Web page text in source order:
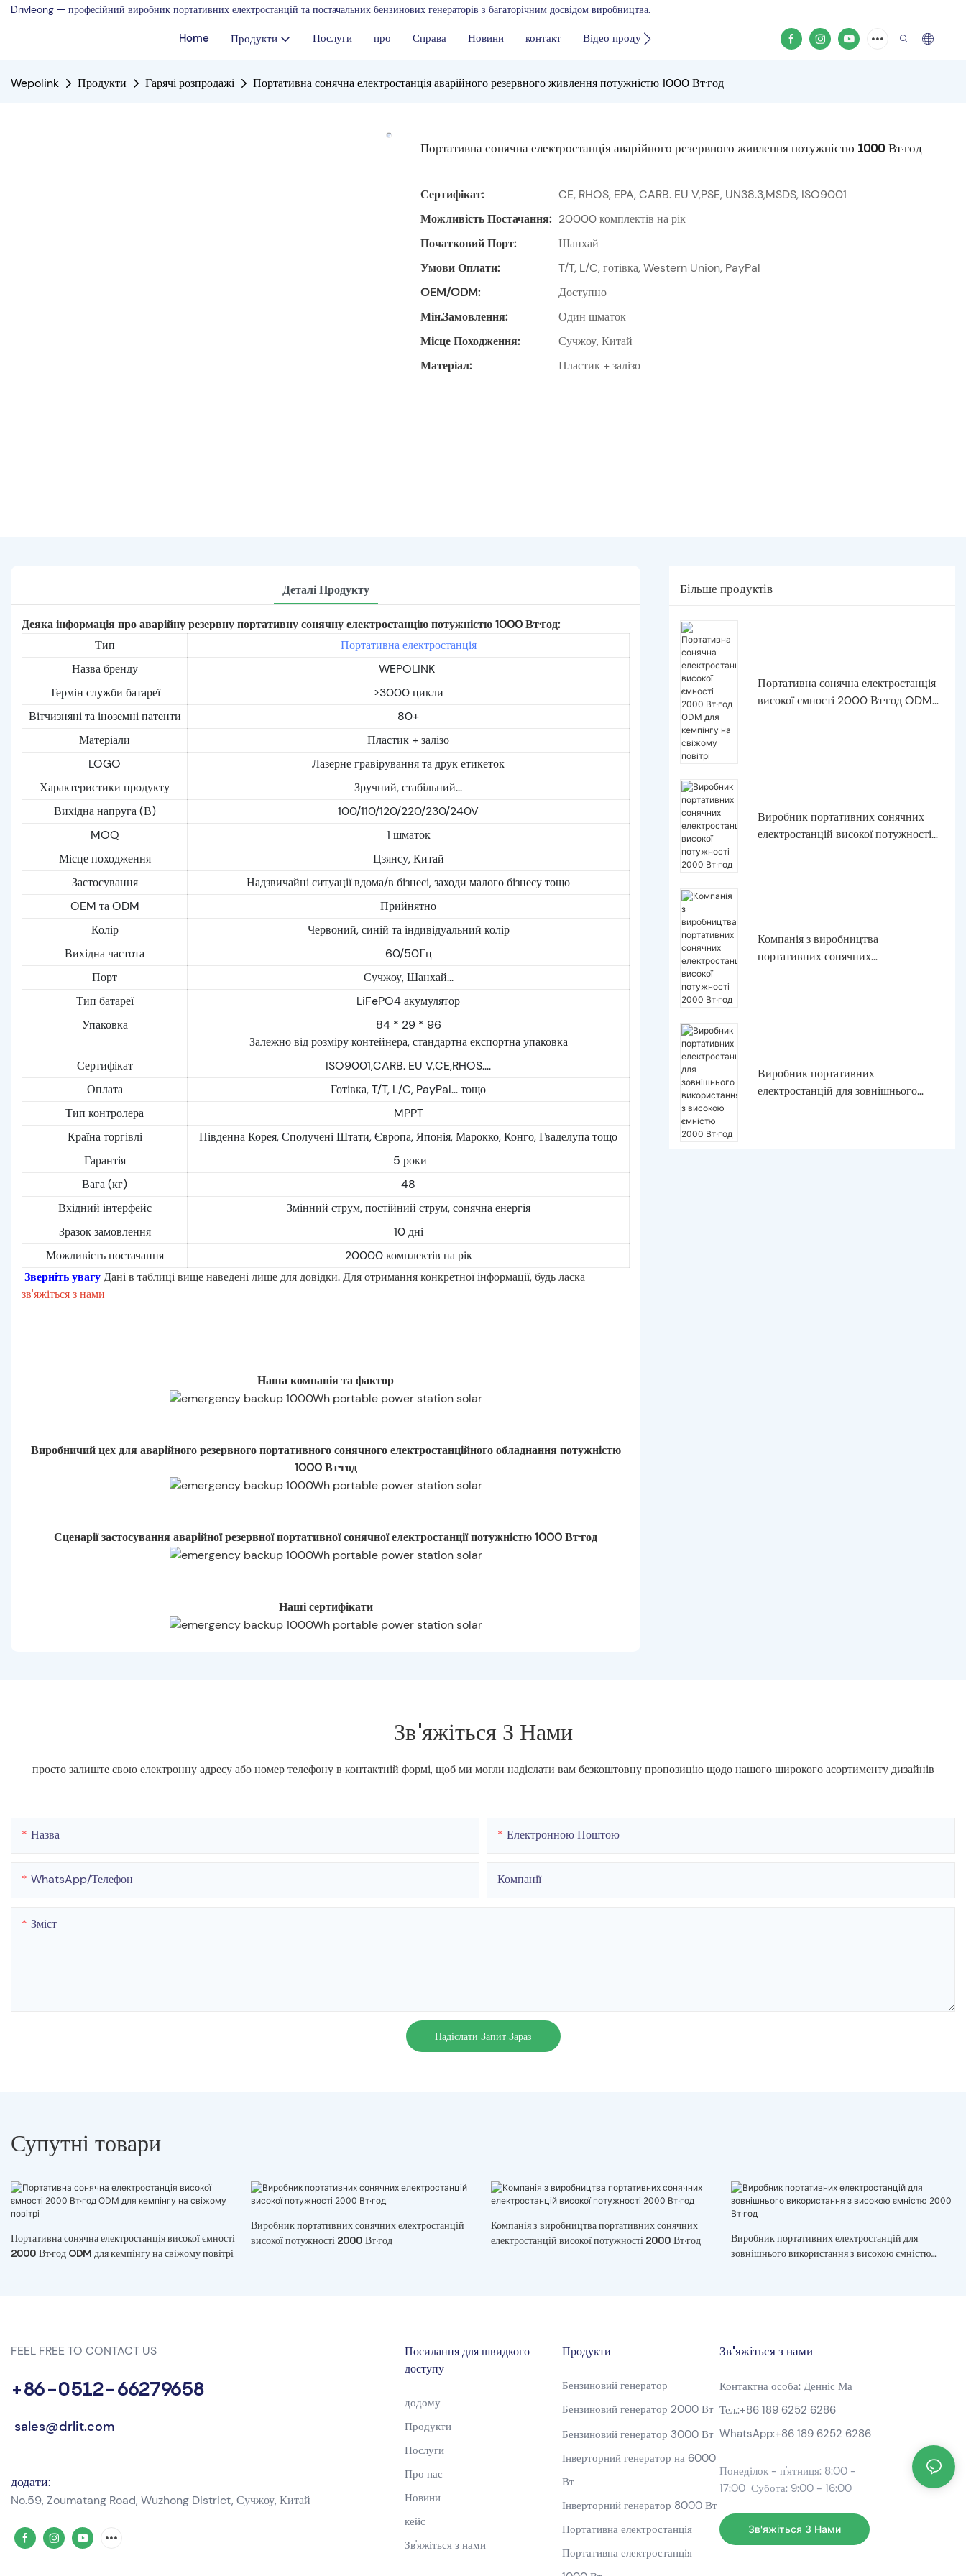
Drivleong — професійний виробник портативних електростанцій та постачальник бензинових генераторів з багаторічним досвідом виробництва.
Home Продукти Послуги про Справа Новини контакт Відео продукту
Wepolink Продукти Гарячі розпродажі Портативна сонячна електростанція аварійного резервного живлення потужністю 1000 Вт·год
Портативна сонячна електростанція аварійного резервного живлення потужністю 1000 Вт·год
Сертифікат:
CE, RHOS, EPA, CARB. EU V,PSE, UN38.3,MSDS, ISO9001
Можливість Постачання: 20000 комплектів на рік
Початковий Порт:
Шанхай
Умови Оплати:
T/T, L/C, готівка, Western Union, PayPal
OEM/ODM:
Доступно
Мін.замовлення:
Один шматок
Місце Походження:
Сучжоу, Китай
Матеріал:
Пластик + залізо
Деталі Продукту
Деяка інформація про аварійну резервну портативну сонячну електростанцію потужністю 1000 Вт·год:
Тип
Портативна електростанція
Назва бренду
WEPOLINK
Термін служби батареї
>3000 цикли
Вітчизняні та іноземні патенти
80+
Матеріали
Пластик + залізо
LOGO
Лазерне гравірування та друк етикеток
Характеристики продукту
Зручний, стабільний...
Вихідна напруга (В)
100/110/120/220/230/240V
MOQ
1 шматок
Місце походження
Цзянсу, Китай
Застосування
Надзвичайні ситуації вдома/в бізнесі, заходи малого бізнесу тощо
OEM та ODM
Прийнятно
Колір
Червоний, синій та індивідуальний колір
Вихідна частота
60/50Гц
Порт
Сучжоу, Шанхай...
Тип батареї
LiFePO4 акумулятор
Упаковка
84 * 29 * 96
Залежно від розміру контейнера, стандартна експортна упаковка
Сертифікат
ISO9001,CARB. EU V,CE,RHOS....
Оплата
Готівка, T/T, L/C, PayPal... тощо
Тип контролера
MPPT
Країна торгівлі
Південна Корея, Сполучені Штати, Європа, Японія, Марокко, Конго, Гваделупа тощо
Гарантія
5 роки
Вага (кг)
48
Вхідний інтерфейс
Змінний струм, постійний струм, сонячна енергія
Зразок замовлення
10 дні
Можливість постачання
20000 комплектів на рік
Зверніть увагуДані в таблиці вище наведені лише для довідки. Для отримання конкретної інформації, будь ласка
зв'яжіться з нами
Наша компанія та фактор
Виробничий цех для аварійного резервного портативного сонячного електростанційного обладнання потужністю
1000 Вт·год
Сценарії застосування аварійної резервної портативної сонячної електростанції потужністю 1000 Вт·год
Наші сертифікати
Більше продуктів
Портативна сонячна електростанція
високої ємності 2000 Вт·год ODM
Виробник портативних сонячних
електростанцій високої потужності
Компанія з виробництва
портативних сонячних
Виробник портативних
електростанцій для зовнішнього
Зв'яжіться З Нами
просто залиште свою електронну адресу або номер телефону в контактній формі, щоб ми могли надіслати вам безкоштовну пропозицію щодо нашого широкого асортименту дизайнів
Назва Електронною Поштою
WhatsApp/телефон Компанії
Зміст
Надіслати Запит Зараз
Супутні товари
Портативна сонячна електростанція високої ємності
2000 Вт·год ODM для кемпінгу на свіжому повітрі
Виробник портативних сонячних електростанцій
високої потужності 2000 Вт·год
Компанія з виробництва портативних сонячних
електростанцій високої потужності 2000 Вт·год
Виробник портативних електростанцій для
зовнішнього використання з високою ємністю
FEEL FREE TO CONTACT US
+86-0512-66279658
sales@drlit.com
додати:
No.59, Zoumatang Road, Wuzhong District, Сучжоу, Китай
Посилання для швидкого
доступу
додому
Продукти
Послуги
Про нас
Новини
кейс
Зв'яжіться з нами
Продукти
Бензиновий генератор
Бензиновий генератор 2000 Вт
Бензиновий генератор 3000 Вт
Інверторний генератор на 6000
Вт
Інверторний генератор 8000 Вт
Портативна електростанція
Портативна електростанція
Зв'яжіться з нами
Контактна особа: Денніс Ма
Тел.:+86 189 6252 6286
WhatsApp:+86 189 6252 6286
Понеділок - п'ятниця: 8:00 -
17:00 Субота: 9:00 - 16:00
Зв'яжіться З Нами